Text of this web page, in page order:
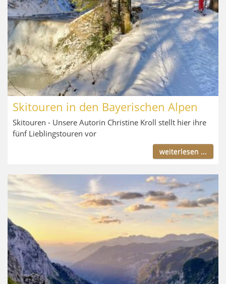
Skitouren in den Bayerischen Alpen
Skitouren - Unsere Autorin Christine Kroll stellt hier ihre
fünf Lieblingstouren vor
weiterlesen ...